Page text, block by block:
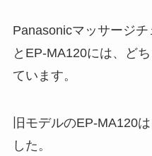
Panasonicマッサージ
とEP-MA120には、ど
ています。
旧モデルのEP-MA120
した。